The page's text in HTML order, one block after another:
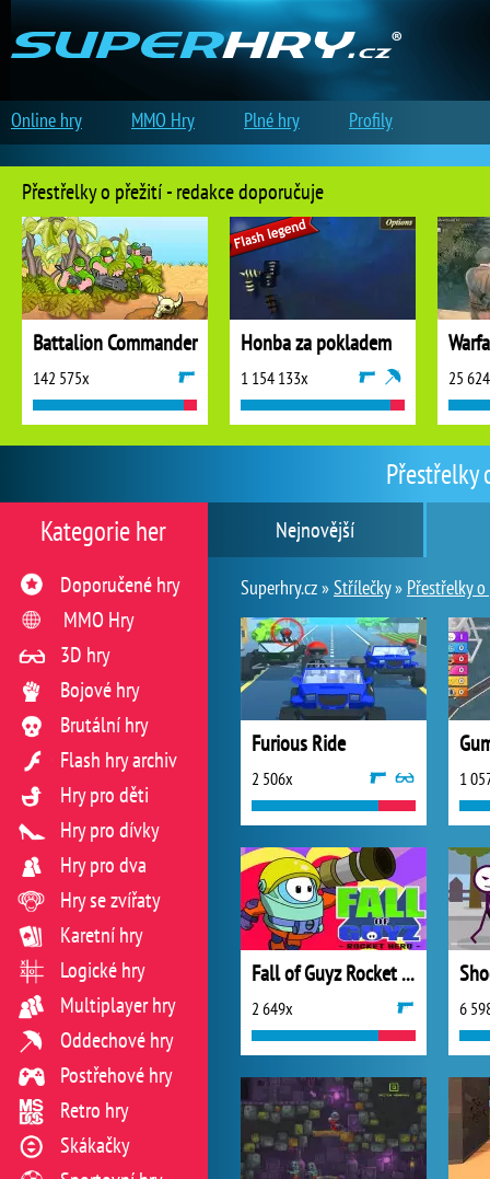
Nejnovější
Superhry.cz »Střílečky» Přestřelky
Furious Ride
2 506x 1
Fall of Guyz Rocket Hero
2 649x 6
Kategorie her
Doporučené hry
MMO Hry
3D hry
Bojové hry
Brutální hry
Flash hry archiv
Hry pro děti
Hry pro dívky
Hry pro dva
Hry se zvířaty
Karetní hry
Logické hry
Multiplayer hry
Oddechové hry
Postřehové hry
Retro hry
Skákačky
Přestřelky o přežití - redakce doporučuje
Battalion Commander
142 575x
Honba za pokladem
1 154 133x 25
Online hry MMO Hry Plné hry Profily